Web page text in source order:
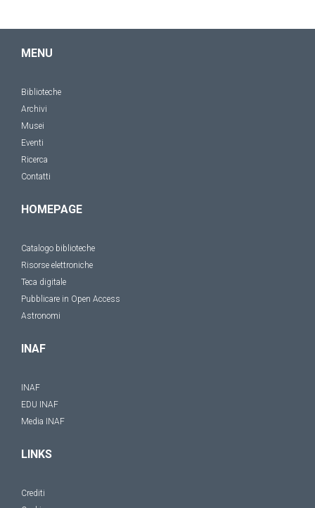
MENU
Biblioteche
Archivi
Musei
Eventi
Ricerca
Contatti
HOMEPAGE
Catalogo biblioteche
Risorse elettroniche
Teca digitale
Pubblicare in Open Access
Astronomi
INAF
INAF
EDU INAF
Media INAF
LINKS
Crediti